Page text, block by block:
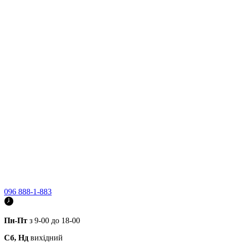
096 888-1-883
Пн-Пт з 9-00 до 18-00
Сб, Нд вихідний